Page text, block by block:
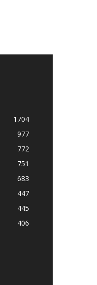
1704
977
772
751
683
447
445
406